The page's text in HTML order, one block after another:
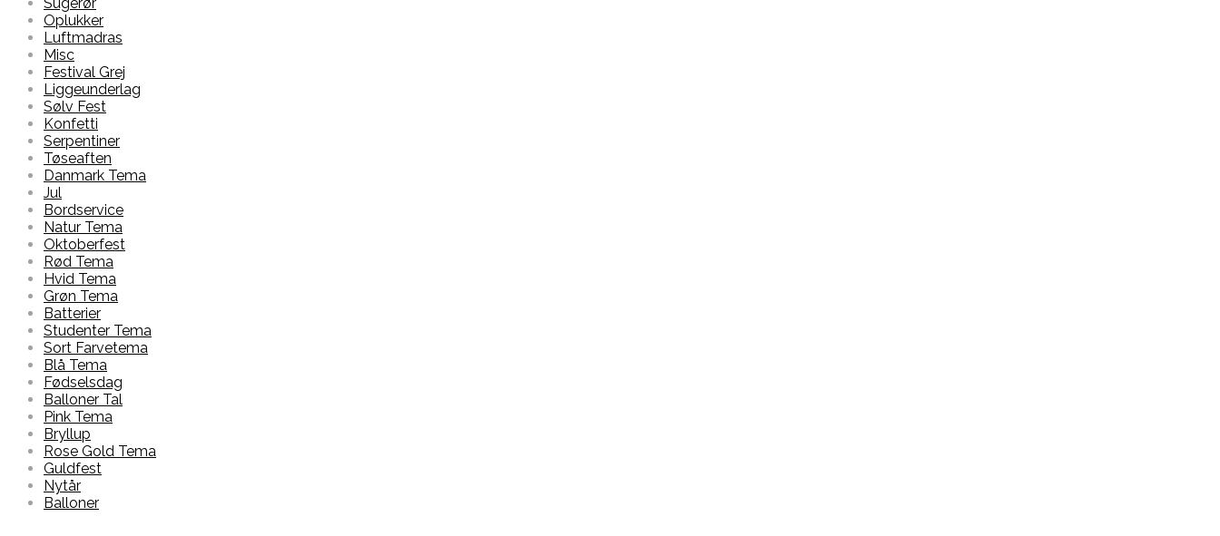
Oplukker
Luftmadras
Misc
Festival Grej
Liggeunderlag
Sølv Fest
Konfetti
Serpentiner
Tøseaften
Danmark Tema
Jul
Bordservice
Natur Tema
Oktoberfest
Rød Tema
Hvid Tema
Grøn Tema
Batterier
Studenter Tema
Sort Farvetema
Blå Tema
Fødselsdag
Balloner Tal
Pink Tema
Bryllup
Rose Gold Tema
Guldfest
Nytår
Balloner